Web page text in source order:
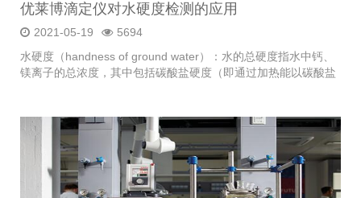
优莱博滴定仪对水硬度检测的应用
2021-05-19
5694
水硬度（handness of ground water）：水的总硬度指水中钙、
镁离子的总浓度，其中包括碳酸盐硬度（即通过加热能以碳酸盐